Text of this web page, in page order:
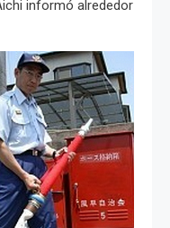
informó alrededor